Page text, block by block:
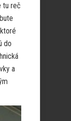
tu reč
do
a